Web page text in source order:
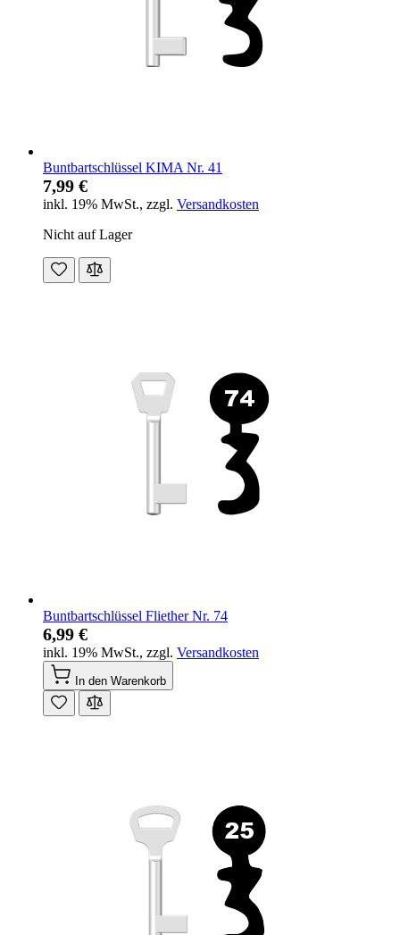
Buntbartschlüssel KIMA Nr. 41
7,99 €
inkl. 19% MwSt., zzgl. Versandkosten
Nicht auf Lager
Buntbartschlüssel Fliether Nr. 74
6,99 €
inkl. 19% MwSt., zzgl. Versandkosten
In den Warenkorb